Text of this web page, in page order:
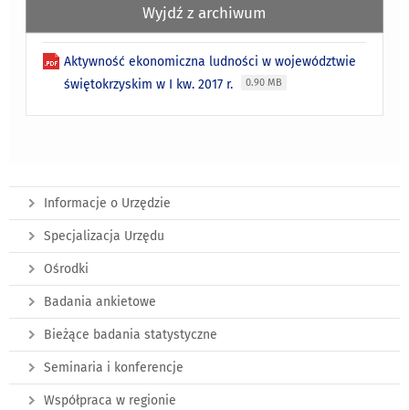
Wyjdź z archiwum
Aktywność ekonomiczna ludności w województwie
świętokrzyskim w I kw. 2017 r.
0.90 MB
Informacje o Urzędzie
Specjalizacja Urzędu
Ośrodki
Badania ankietowe
Bieżące badania statystyczne
Seminaria i konferencje
Współpraca w regionie